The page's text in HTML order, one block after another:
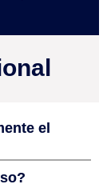
el